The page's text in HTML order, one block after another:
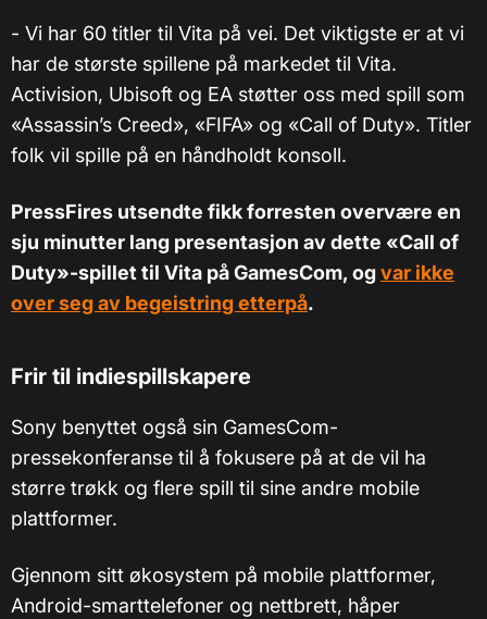
- Vi har 60 titler til Vita på vei. Det viktigste er at vi
har de største spillene på markedet til Vita.
Activision, Ubisoft og EA støtter oss med spill som
«Assassin’s Creed», «FIFA» og «Call of Duty». Titler
folk vil spille på en håndholdt konsoll.
PressFires utsendte fikk forresten overvære en
sju minutter lang presentasjon av dette «Call of
Duty»-spillet til Vita på GamesCom, ogvar ikke
over seg av begeistring etterpå.
Frir til indiespillskapere
Sony benyttet også sin GamesCom-
pressekonferanse til å fokusere på at de vil ha
større trøkk og flere spill til sine andre mobile
plattformer.
Gjennom sitt økosystem på mobile plattformer,
Android-smarttelefoner og nettbrett, håper